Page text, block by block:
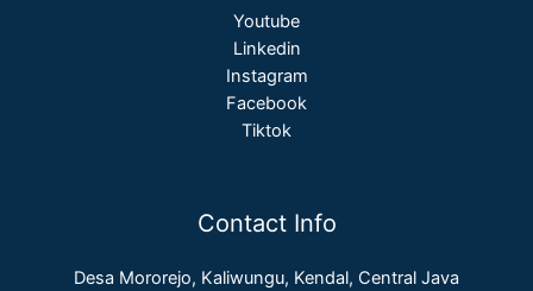
Youtube
Linkedin
Instagram
Facebook
Tiktok
Contact Info
Desa Mororejo, Kaliwungu, Kendal, Central Java